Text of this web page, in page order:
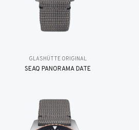
GLASHÜTTE ORIGINAL
SEAQ PANORAMA DATE